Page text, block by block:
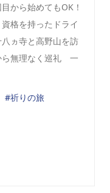
から始めてもOK！
格を持ったドライ
ヵ寺と高野山を訪
ら無理なく巡礼 一
#祈りの旅